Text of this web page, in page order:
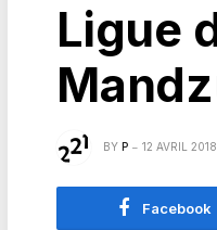
Ligue
BY P 12 AVRIL 2018
Facebook